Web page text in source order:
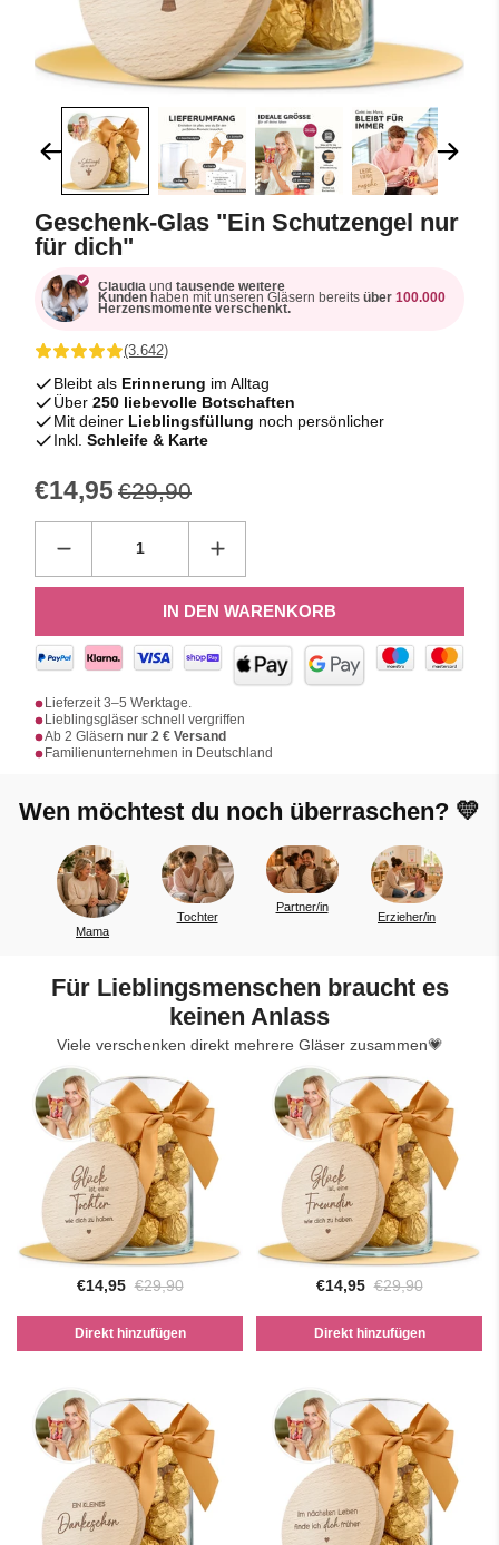
Geschenk-Glas "Ein Schutzengel nur
für dich"
Claudia und tausende weitere
Kunden haben mit unseren Gläsern bereits über 100.000
Herzensmomente verschenkt.
(3.642)
Bleibt als Erinnerung im Alltag
Über 250 liebevolle Botschaften
Mit deiner Lieblingsfüllung noch persönlicher
Inkl. Schleife & Karte
€14,95€29,90
IN DEN WARENKORB
Lieferzeit 3–5 Werktage.
Lieblingsgläser schnell vergriffen
Ab 2 Gläsern nur 2 € Versand
Familienunternehmen in Deutschland
Wen möchtest du noch überraschen? 💛
Tochter
Partner/in
Erzieher/in Kollegen
Für Lieblingsmenschen braucht es
keinen Anlass
Viele verschenken direkt mehrere Gläser zusammen💗
€14,95 €29,90
Direkt hinzufügen
€14,95 €29,90
Direkt hinzufügen